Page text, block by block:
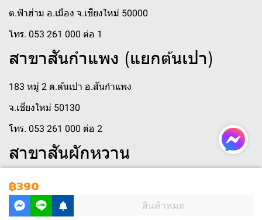
฿390
สินค้าหมด
ต.ฟ้าฮ่าม อ.เมือง จ.เชียงใหม่ 50000
โทร. 053 261 000 ต่อ 1
สาขาสันกำแพง (แยกต้นเปา)
183 หมู่ 2 ต.ต้นเปา อ.สันกำแพง
จ.เชียงใหม่ 50130
โทร. 053 261 000 ต่อ 2
สาขาสันผักหวาน
250 หมู่ 3 ตำบล สันผักหวาน
ตำบลสันผักหวาน อำเภอหางดง เชียงใหม่ 50230